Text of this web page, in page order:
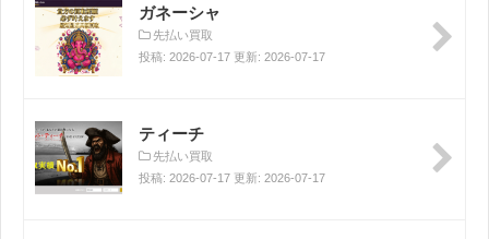
ガネーシャ
先払い買取
投稿: 2026-07-17 更新: 2026-07-17
ティーチ
先払い買取
投稿: 2026-07-17 更新: 2026-07-17